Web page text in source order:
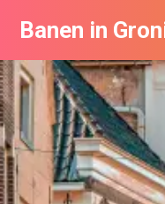
Banen in
Vacatures per bedrijf
De populairste
Nieuwsbrief feed